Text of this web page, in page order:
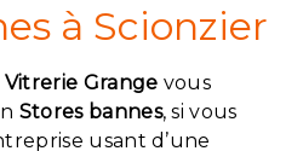
à Scionzier
Grange vous
Stores bannes, si vous
usant d’une